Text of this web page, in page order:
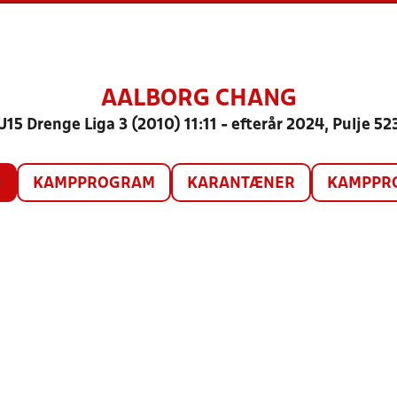
AALBORG CHANG
Drenge Liga 3 (2010) 11:11 - efterår 2024, Pulje
KAMPPROGRAM KARANTÆNER